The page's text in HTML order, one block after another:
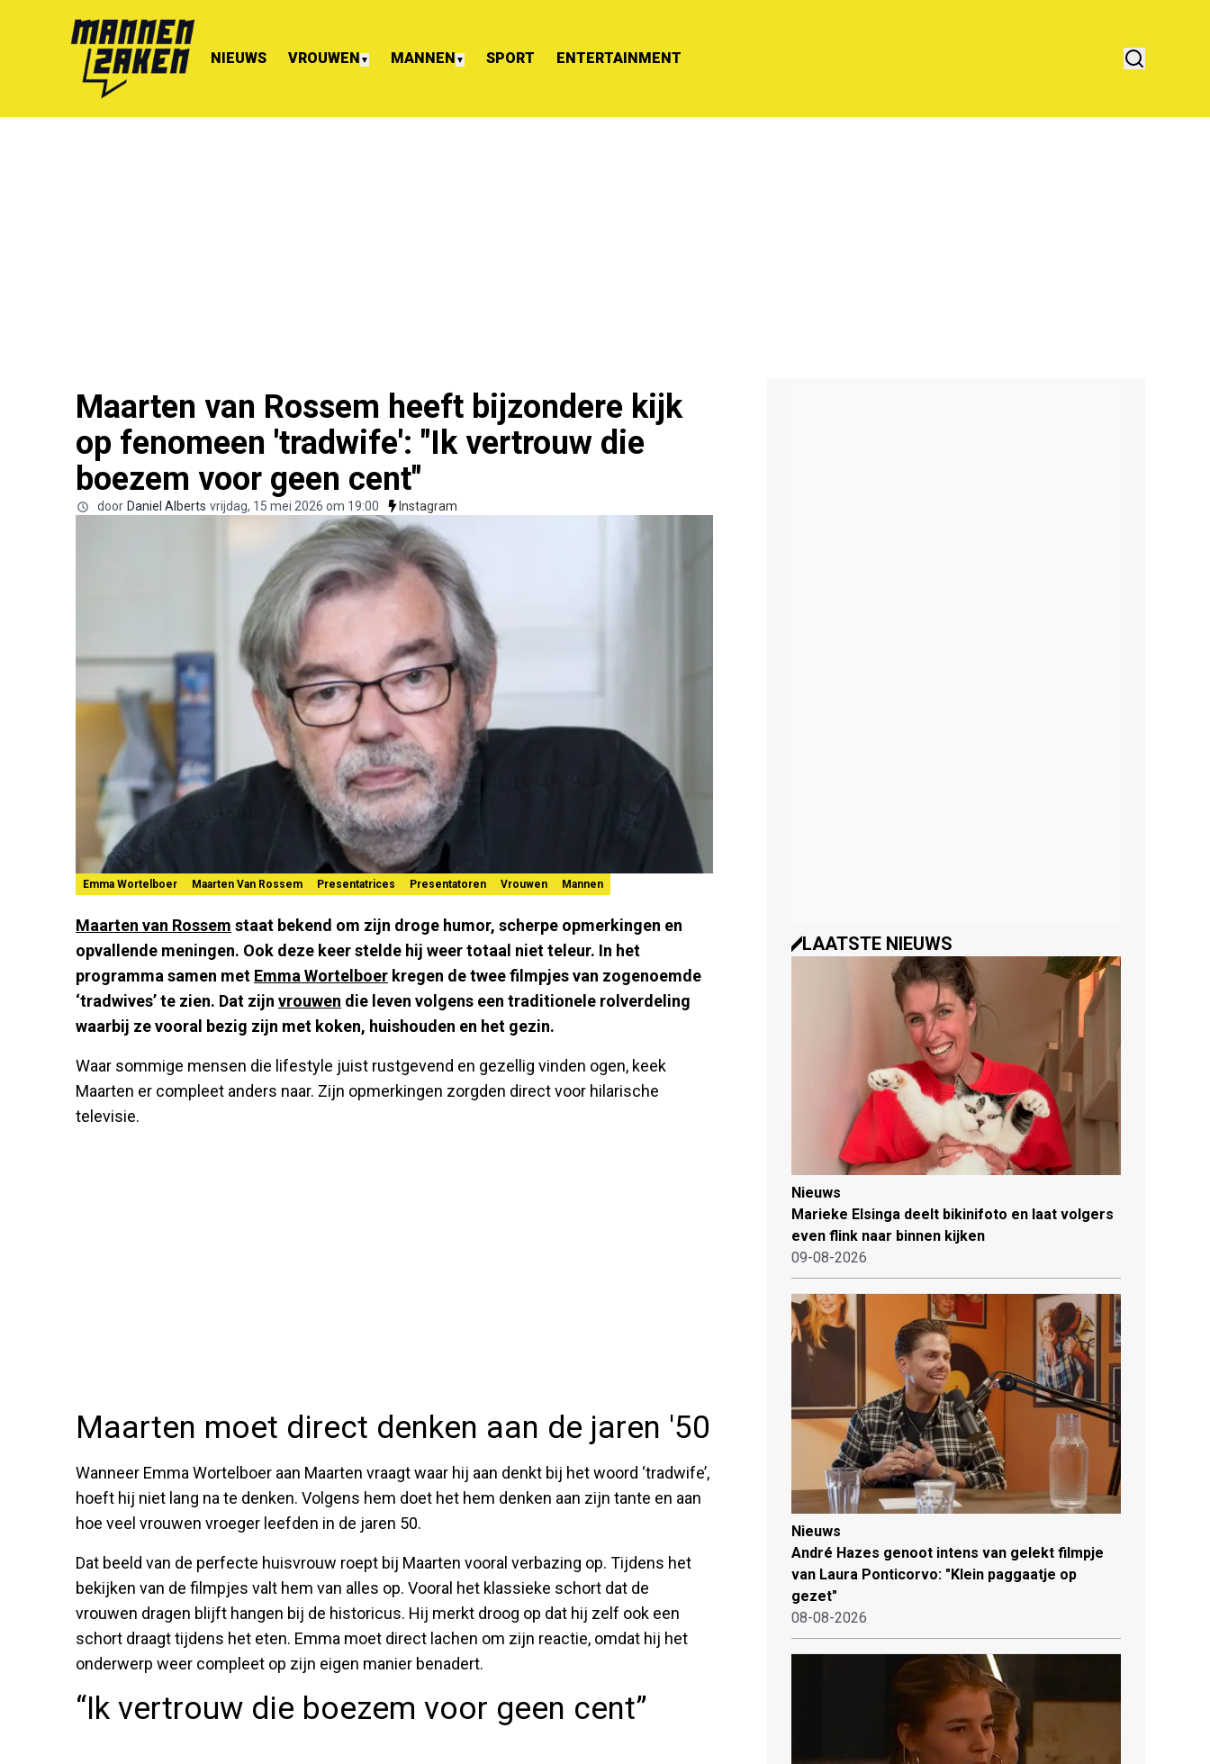
NIEUWS VROUWEN ▼ MANNEN ▼ SPORT ENTERTAINMENT
Maarten van Rossem heeft bijzondere kijk
op fenomeen 'tradwife': "Ik vertrouw die
boezem voor geen cent"
door Daniel Alberts vrijdag, 15 mei 2026 om 19:00 Instagram
Emma Wortelboer Maarten Van Rossem Presentatrices Presentatoren Vrouwen Mannen
Maarten van Rossem staat bekend om zijn droge humor, scherpe opmerkingen en
opvallende meningen. Ook deze keer stelde hij weer totaal niet teleur. In het
programma samen met Emma Wortelboer kregen de twee filmpjes van zogenoemde
‘tradwives’ te zien. Dat zijn vrouwen die leven volgens een traditionele rolverdeling
waarbij ze vooral bezig zijn met koken, huishouden en het gezin.
Waar sommige mensen die lifestyle juist rustgevend en gezellig vinden ogen, keek
Maarten er compleet anders naar. Zijn opmerkingen zorgden direct voor hilarische
televisie.
Maarten moet direct denken aan de jaren '50
Wanneer Emma Wortelboer aan Maarten vraagt waar hij aan denkt bij het woord ‘tradwife’,
hoeft hij niet lang na te denken. Volgens hem doet het hem denken aan zijn tante en aan
hoe veel vrouwen vroeger leefden in de jaren 50.
Dat beeld van de perfecte huisvrouw roept bij Maarten vooral verbazing op. Tijdens het
bekijken van de filmpjes valt hem van alles op. Vooral het klassieke schort dat de
vrouwen dragen blijft hangen bij de historicus. Hij merkt droog op dat hij zelf ook een
schort draagt tijdens het eten. Emma moet direct lachen om zijn reactie, omdat hij het
onderwerp weer compleet op zijn eigen manier benadert.
“Ik vertrouw die boezem voor geen cent”
LAATSTE NIEUWS
Nieuws
Marieke Elsinga deelt bikinifoto en laat volgers
even flink naar binnen kijken
09-08-2026
Nieuws
André Hazes genoot intens van gelekt filmpje
van Laura Ponticorvo: "Klein paggaatje op
gezet"
08-08-2026